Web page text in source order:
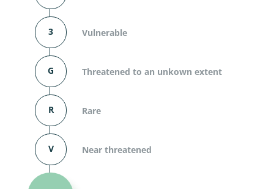
3 Vulnerable
G Threatened to an unkown extent
R Rare
V Near threatened